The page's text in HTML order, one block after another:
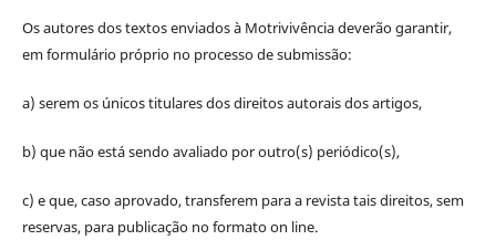
Os autores dos textos enviados à Motrivivência deverão garantir,
em formulário próprio no processo de submissão:
a) serem os únicos titulares dos direitos autorais dos artigos,
b) que não está sendo avaliado por outro(s) periódico(s),
c) e que, caso aprovado, transferem para a revista tais direitos, sem
reservas, para publicação no formato on line.